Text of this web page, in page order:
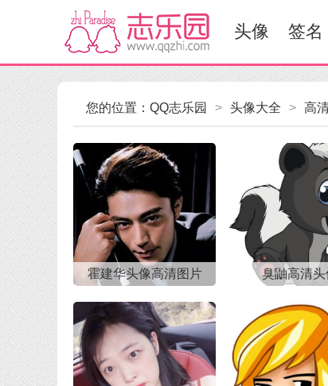
头像 签名
您的位置： QQ志乐园 > 头像大全 > 高
霍建华头像高清图片 臭鼬高清头